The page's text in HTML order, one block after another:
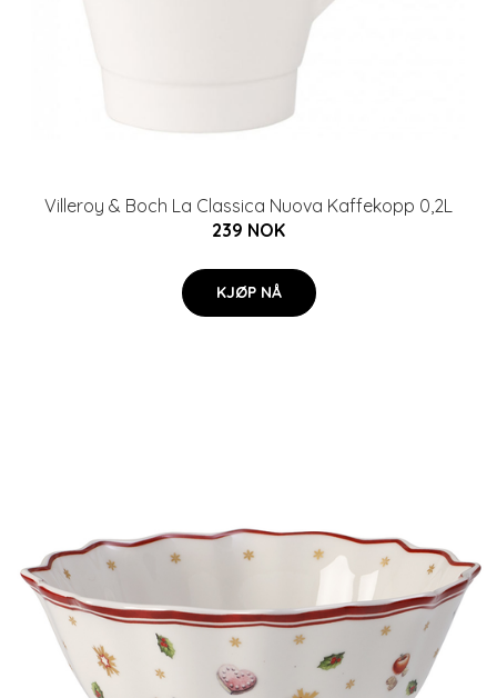
Villeroy & Boch La Classica Nuova Kaffekopp 0,2L
239 NOK
KJØP NÅ